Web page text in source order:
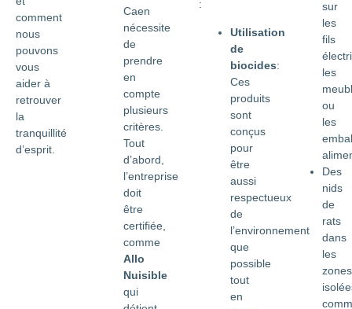
comment
nous
pouvons
vous
aider à
retrouver
la
tranquillité
d’esprit.
Caen
nécessite
de
prendre
en
compte
plusieurs
critères.
Tout
d’abord,
l’entreprise
doit
être
certifiée,
comme
Allo
Nuisible
qui
:
Utilisation
de
biocides:
Ces
produits
sont
conçus
pour
être
aussi
respectueux
de
l’environnement
que
possible
tout
en
sur
les
fils
les
ou
les
Des
nids
de
rats
dans
les
zones